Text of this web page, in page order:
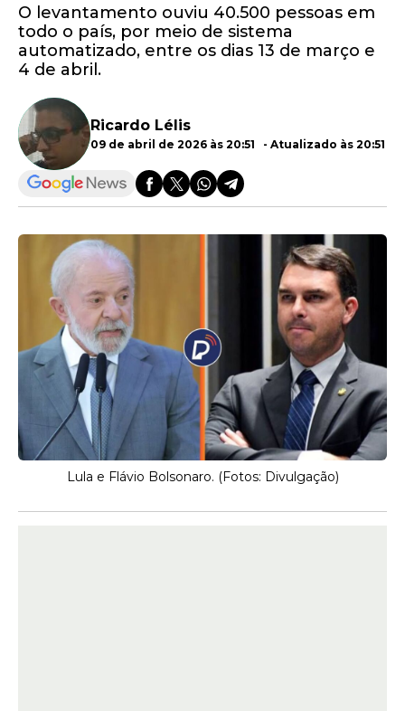
O levantamento ouviu 40.500 pessoas em
todo o país, por meio de sistema
automatizado, entre os dias 13 de março e
4 de abril.
Ricardo Lélis
09 de abril de 2026 às 20:51 - Atualizado às 20:51
Lula e Flávio Bolsonaro. (Fotos: Divulgação)